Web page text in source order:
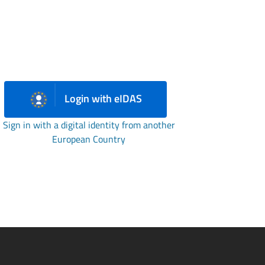
Login with eIDAS
Sign in with a digital identity from another
European Country